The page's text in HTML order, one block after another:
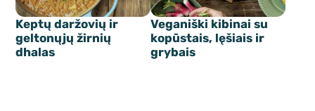
Keptų daržovių ir
geltonųjų žirnių
dhalas
Veganiški kibinai su
kopūstais, lęšiais ir
grybais